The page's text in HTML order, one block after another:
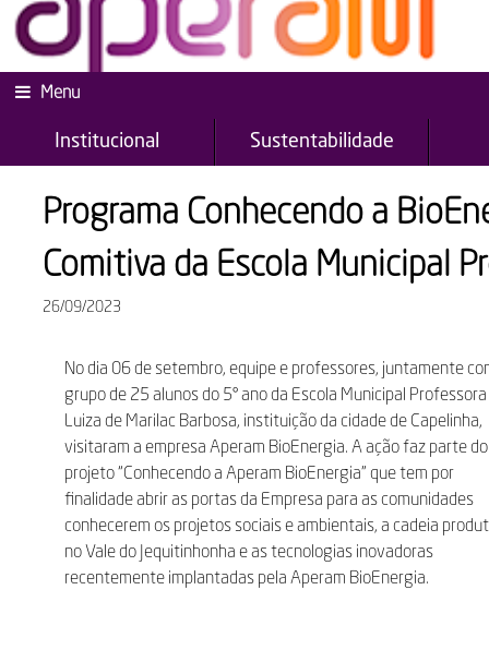
Menu
Institucional Sustentabilidade
Programa Conhecendo a
Comitiva da Escola Municipal
26/09/2023
No dia 06 de setembro, equipe e professores, juntamente
grupo de 25 alunos do 5° ano da Escola Municipal Professora
Luiza de Marilac Barbosa, instituição da cidade de Capelinha,
visitaram a empresa Aperam BioEnergia. A ação faz parte do
projeto “Conhecendo a Aperam BioEnergia” que tem por
finalidade abrir as portas da Empresa para as comunidades
conhecerem os projetos sociais e ambientais, a cadeia
no Vale do Jequitinhonha e as tecnologias inovadoras
recentemente implantadas pela Aperam BioEnergia.